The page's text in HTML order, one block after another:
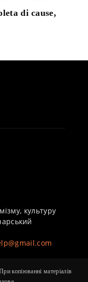
di cause,
культуру
копіюванні матеріалів